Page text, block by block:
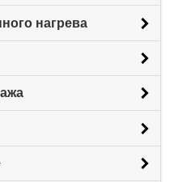
нагрева